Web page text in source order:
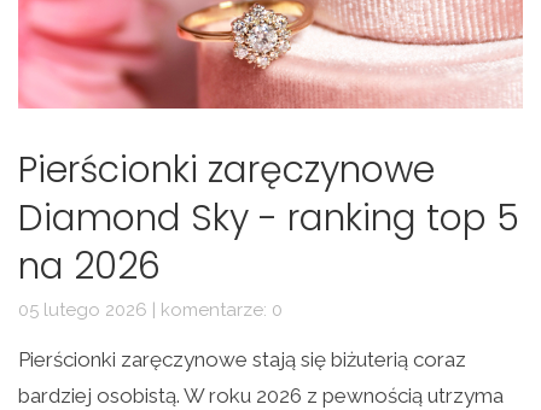
Pierścionki zaręczynowe
Diamond Sky - ranking top 5
na 2026
05 lutego 2026 | komentarze: 0
Pierścionki zaręczynowe stają się biżuterią coraz
bardziej osobistą. W roku 2026 z pewnością utrzyma